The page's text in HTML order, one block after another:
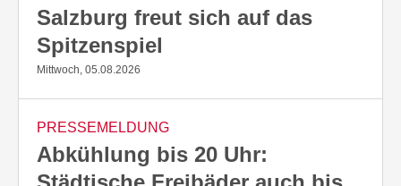
Salzburg freut sich auf das
Spitzenspiel
Mittwoch, 05.08.2026
PRESSEMELDUNG
Abkühlung bis 20 Uhr: